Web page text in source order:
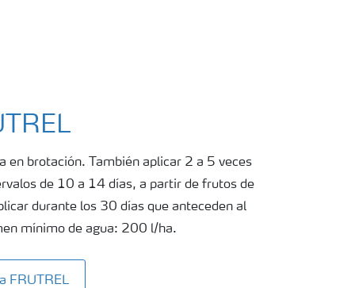
en brotación. También aplicar 2 a 5 veces
de 10 a 14 días, a partir de frutos de
durante los 30 días que anteceden al
mínimo de agua: 200 l/ha.
FRUTREL